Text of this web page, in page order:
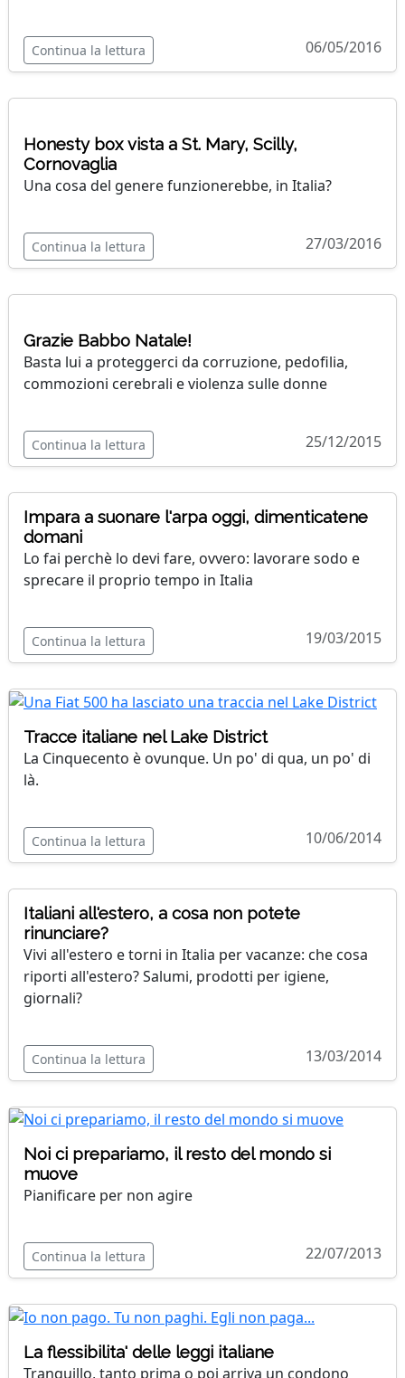
Continua la lettura 06/05/2016
Honesty box vista a St. Mary, Scilly,
Cornovaglia
Una cosa del genere funzionerebbe, in Italia?
Continua la lettura 27/03/2016
Grazie Babbo Natale!
Basta lui a proteggerci da corruzione, pedofilia,
commozioni cerebrali e violenza sulle donne
Continua la lettura 25/12/2015
Impara a suonare l'arpa oggi, dimenticatene
domani
Lo fai perchè lo devi fare, ovvero: lavorare sodo e
sprecare il proprio tempo in Italia
Continua la lettura 19/03/2015
Tracce italiane nel Lake District
La Cinquecento è ovunque. Un po' di qua, un po' di
là.
Continua la lettura 10/06/2014
Italiani all'estero, a cosa non potete
rinunciare?
Vivi all'estero e torni in Italia per vacanze: che cosa
riporti all'estero? Salumi, prodotti per igiene,
giornali?
Continua la lettura 13/03/2014
Noi ci prepariamo, il resto del mondo si
muove
Pianificare per non agire
Continua la lettura 22/07/2013
La flessibilita' delle leggi italiane
Tranquillo, tanto prima o poi arriva un condono